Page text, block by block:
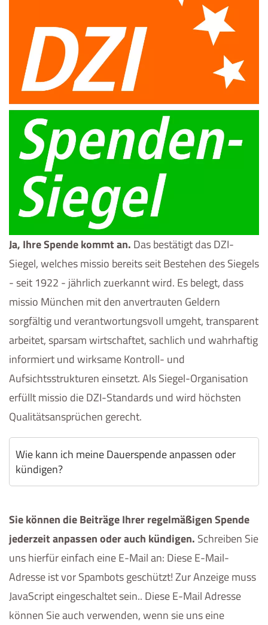
Ja, Ihre Spende kommt an. Das bestätigt das DZI-
Siegel, welches missio bereits seit Bestehen des Siegels
- seit 1922 - jährlich zuerkannt wird. Es belegt, dass
missio München mit den anvertrauten Geldern
sorgfältig und verantwortungsvoll umgeht, transparent
arbeitet, sparsam wirtschaftet, sachlich und wahrhaftig
informiert und wirksame Kontroll- und
Aufsichtsstrukturen einsetzt. Als Siegel-Organisation
erfüllt missio die DZI-Standards und wird höchsten
Qualitätsansprüchen gerecht.
Wie kann ich meine Dauerspende anpassen oder
kündigen?
Sie können die Beiträge Ihrer regelmäßigen Spende
jederzeit anpassen oder auch kündigen. Schreiben Sie
uns hierfür einfach eine E-Mail an: Diese E-Mail-
Adresse ist vor Spambots geschützt! Zur Anzeige muss
JavaScript eingeschaltet sein.. Diese E-Mail Adresse
können Sie auch verwenden, wenn sie uns eine